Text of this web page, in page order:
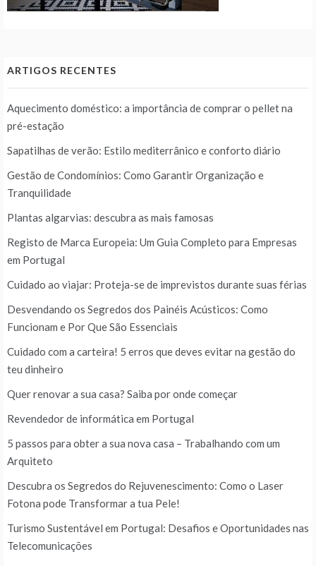
ARTIGOS RECENTES
Aquecimento doméstico: a importância de comprar o pellet na
pré-estação
Sapatilhas de verão: Estilo mediterrânico e conforto diário
Gestão de Condomínios: Como Garantir Organização e
Tranquilidade
Plantas algarvias: descubra as mais famosas
Registo de Marca Europeia: Um Guia Completo para Empresas
em Portugal
Cuidado ao viajar: Proteja-se de imprevistos durante suas férias
Desvendando os Segredos dos Painéis Acústicos: Como
Funcionam e Por Que São Essenciais
Cuidado com a carteira! 5 erros que deves evitar na gestão do
teu dinheiro
Quer renovar a sua casa? Saiba por onde começar
Revendedor de informática em Portugal
5 passos para obter a sua nova casa – Trabalhando com um
Arquiteto
Descubra os Segredos do Rejuvenescimento: Como o Laser
Fotona pode Transformar a tua Pele!
Turismo Sustentável em Portugal: Desafios e Oportunidades nas
Telecomunicações